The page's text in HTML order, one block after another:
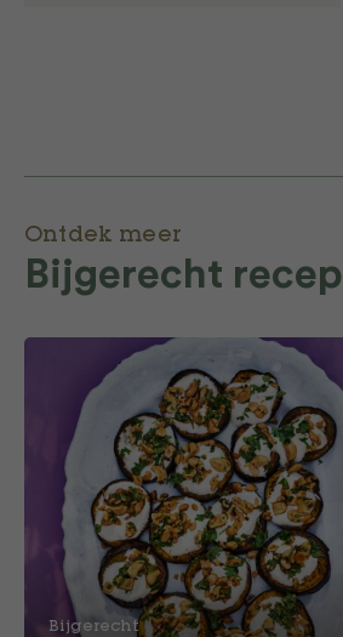
Ontdek meer
Bijgerecht
Bijgerecht